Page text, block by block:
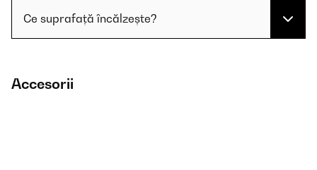
Ce suprafață încălzește?
Accesorii